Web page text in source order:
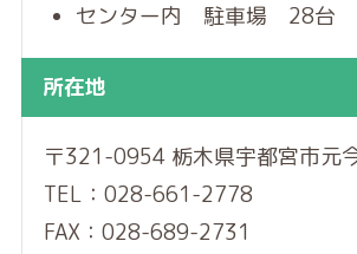
センター内 駐車場 28台
所在地
〒321-0954 栃木県宇都宮市元
TEL：028-661-2778
FAX：028-689-2731